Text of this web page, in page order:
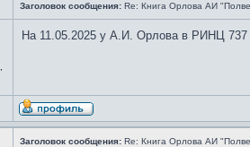
Заголовок сообщения: Re: Книга Орлова АИ
На 11.05.2025 у А.И. Орлова в РИНЦ 737
Заголовок сообщения: Re: Книга Орлова АИ